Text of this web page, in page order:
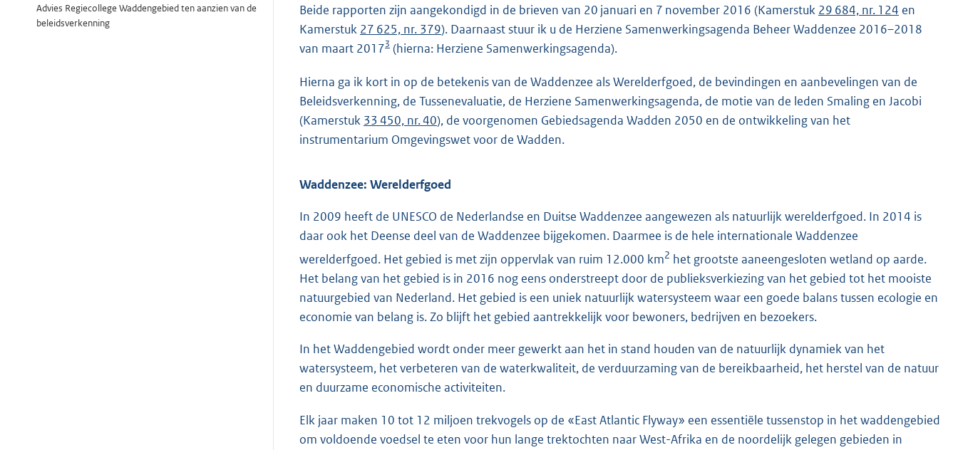
Advies Regiecollege Waddengebied ten aanzien van de
beleidsverkenning
Beide rapporten zijn aangekondigd in de brieven van 20 januari en 7 november 2016 (Kamerstuk 29 684, nr. 124 en
Kamerstuk 27 625, nr. 379). Daarnaast stuur ik u de Herziene Samenwerkingsagenda Beheer Waddenzee 2016–2018
van maart 20173 (hierna: Herziene Samenwerkingsagenda).
Hierna ga ik kort in op de betekenis van de Waddenzee als Werelderfgoed, de bevindingen en aanbevelingen van de
Beleidsverkenning, de Tussenevaluatie, de Herziene Samenwerkingsagenda, de motie van de leden Smaling en Jacobi
(Kamerstuk 33 450, nr. 40), de voorgenomen Gebiedsagenda Wadden 2050 en de ontwikkeling van het
instrumentarium Omgevingswet voor de Wadden.
Waddenzee: Werelderfgoed
In 2009 heeft de UNESCO de Nederlandse en Duitse Waddenzee aangewezen als natuurlijk werelderfgoed. In 2014 is
daar ook het Deense deel van de Waddenzee bijgekomen. Daarmee is de hele internationale Waddenzee
werelderfgoed. Het gebied is met zijn oppervlak van ruim 12.000 km2 het grootste aaneengesloten wetland op aarde.
Het belang van het gebied is in 2016 nog eens onderstreept door de publieksverkiezing van het gebied tot het mooiste
natuurgebied van Nederland. Het gebied is een uniek natuurlijk watersysteem waar een goede balans tussen ecologie en
economie van belang is. Zo blijft het gebied aantrekkelijk voor bewoners, bedrijven en bezoekers.
In het Waddengebied wordt onder meer gewerkt aan het in stand houden van de natuurlijk dynamiek van het
watersysteem, het verbeteren van de waterkwaliteit, de verduurzaming van de bereikbaarheid, het herstel van de natuur
en duurzame economische activiteiten.
Elk jaar maken 10 tot 12 miljoen trekvogels op de «East Atlantic Flyway» een essentiële tussenstop in het waddengebied
om voldoende voedsel te eten voor hun lange trektochten naar West-Afrika en de noordelijk gelegen gebieden in